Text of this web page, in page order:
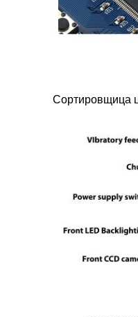
Сортировщица